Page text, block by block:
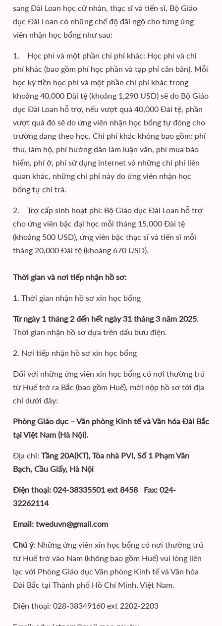
sang Đài Loan học cử nhân, thạc sĩ và tiến sĩ, Bộ Giáo
dục Đài Loan có những chế độ đãi ngộ cho từng ứng
viên nhận học bổng như sau:
1. Học phí và một phần chi phí khác: Học phí và chi
phí khác (bao gồm phí học phần và tạp phí căn bản). Mỗi
học kỳ tiền học phí và một phần chi phí khác trong
khoảng 40,000 Đài tệ (khoảng 1,290 USD) sẽ do Bộ Giáo
dục Đài Loan hỗ trợ, nếu vượt quá 40,000 Đài tệ, phần
vượt quá đó sẽ do ứng viên nhận học bổng tự đóng cho
trường đang theo học. Chi phí khác không bao gồm: phí
thu, làm hộ, phí hướng dẫn làm luận văn, phí mua bảo
hiểm, phí ở, phí sử dụng internet và những chi phí liên
quan khác, những chi phí này do ứng viên nhận học
bổng tự chi trả.
2. Trợ cấp sinh hoạt phí: Bộ Giáo dục Đài Loan hỗ trợ
cho ứng viên bậc đại học mỗi tháng 15,000 Đài tệ
(khoảng 500 USD), ứng viên bậc thạc sĩ và tiến sĩ mỗi
tháng 20,000 Đài tệ (khoảng 670 USD).
Thời gian và nơi tiếp nhận hồ sơ:
1. Thời gian nhận hồ sơ xin học bổng
Từ ngày 1 tháng 2 đến hết ngày 31 tháng 3 năm 2025.
Thời gian nhận hồ sơ dựa trên dấu bưu điện.
2. Nơi tiếp nhận hồ sơ xin học bổng
Đối với những ứng viên xin học bổng có nơi thường trú
từ Huế trở ra Bắc (bao gồm Huế), mời nộp hồ sơ tới địa
chỉ dưới đây:
Phòng Giáo dục – Văn phòng Kinh tế và Văn hóa Đài Bắc
tại Việt Nam (Hà Nội).
Địa chỉ: Tầng 20A(KT), Tòa nhà PVI, Số 1 Phạm Văn
Bạch, Cầu Giấy, Hà Nội
Điện thoại: 024-38335501 ext 8458 Fax: 024-
32262114
Email: tweduvn@gmail.com
Chú ý: Những ứng viên xin học bổng có nơi thường trú
từ Huế trở vào Nam (không bao gồm Huế) vui lòng liên
lạc với Phòng Giáo dục Văn phòng Kinh tế và Văn hóa
Đài Bắc tại Thành phố Hồ Chí Minh, Việt Nam.
Điện thoại: 028-38349160 ext 2202-2203